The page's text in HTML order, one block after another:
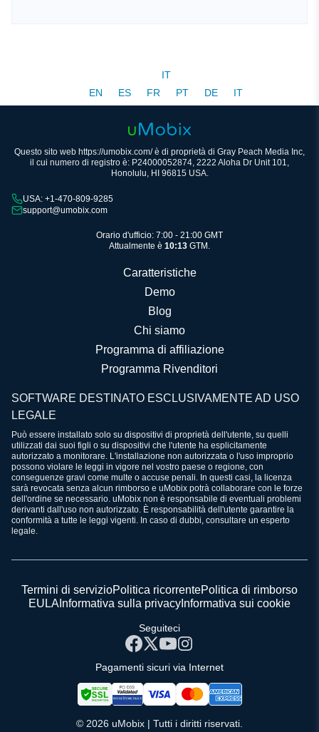
IT
EN
ES FR PT DE IT
Questo sito web https://umobix.com/ è di proprietà di Gray Peach Media Inc,
il cui numero di registro è: P24000052874, 2222 Aloha Dr Unit 101,
Honolulu, HI 96815 USA.
USA: +1-470-809-9285
support@umobix.com
Orario d'ufficio: 7:00 - 21:00 GMT
Attualmente è 10:13 GTM.
Caratteristiche
Demo
Blog
Chi siamo
Programma di affiliazione
Programma Rivenditori
SOFTWARE DESTINATO ESCLUSIVAMENTE AD USO
LEGALE
Può essere installato solo su dispositivi di proprietà dell'utente, su quelli
utilizzati dai suoi figli o su dispositivi che l'utente ha esplicitamente
autorizzato a monitorare. L'installazione non autorizzata o l'uso improprio
possono violare le leggi in vigore nel vostro paese o regione, con
conseguenze gravi come multe o accuse penali. In questi casi, la licenza
sarà revocata senza alcun rimborso e uMobix potrà collaborare con le forze
dell'ordine se necessario. uMobix non è responsabile di eventuali problemi
derivanti dall'uso non autorizzato. È responsabilità dell'utente garantire la
conformità a tutte le leggi vigenti. In caso di dubbi, consultare un esperto
legale.
Termini di servizioPolitica ricorrentePolitica di rimborso
EULA Informativa sulla privacy Informativa sui cookie
Seguiteci
Pagamenti sicuri via Internet
© 2026 uMobix | Tutti i diritti riservati.